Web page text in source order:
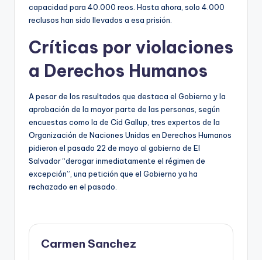
capacidad para 40.000 reos. Hasta ahora, solo 4.000
reclusos han sido llevados a esa prisión.
Críticas por violaciones
a Derechos Humanos
A pesar de los resultados que destaca el Gobierno y la
aprobación de la mayor parte de las personas, según
encuestas como la de Cid Gallup, tres expertos de la
Organización de Naciones Unidas en Derechos Humanos
pidieron el pasado 22 de mayo al gobierno de El
Salvador “derogar inmediatamente el régimen de
excepción”, una petición que el Gobierno ya ha
rechazado en el pasado.
Carmen Sanchez